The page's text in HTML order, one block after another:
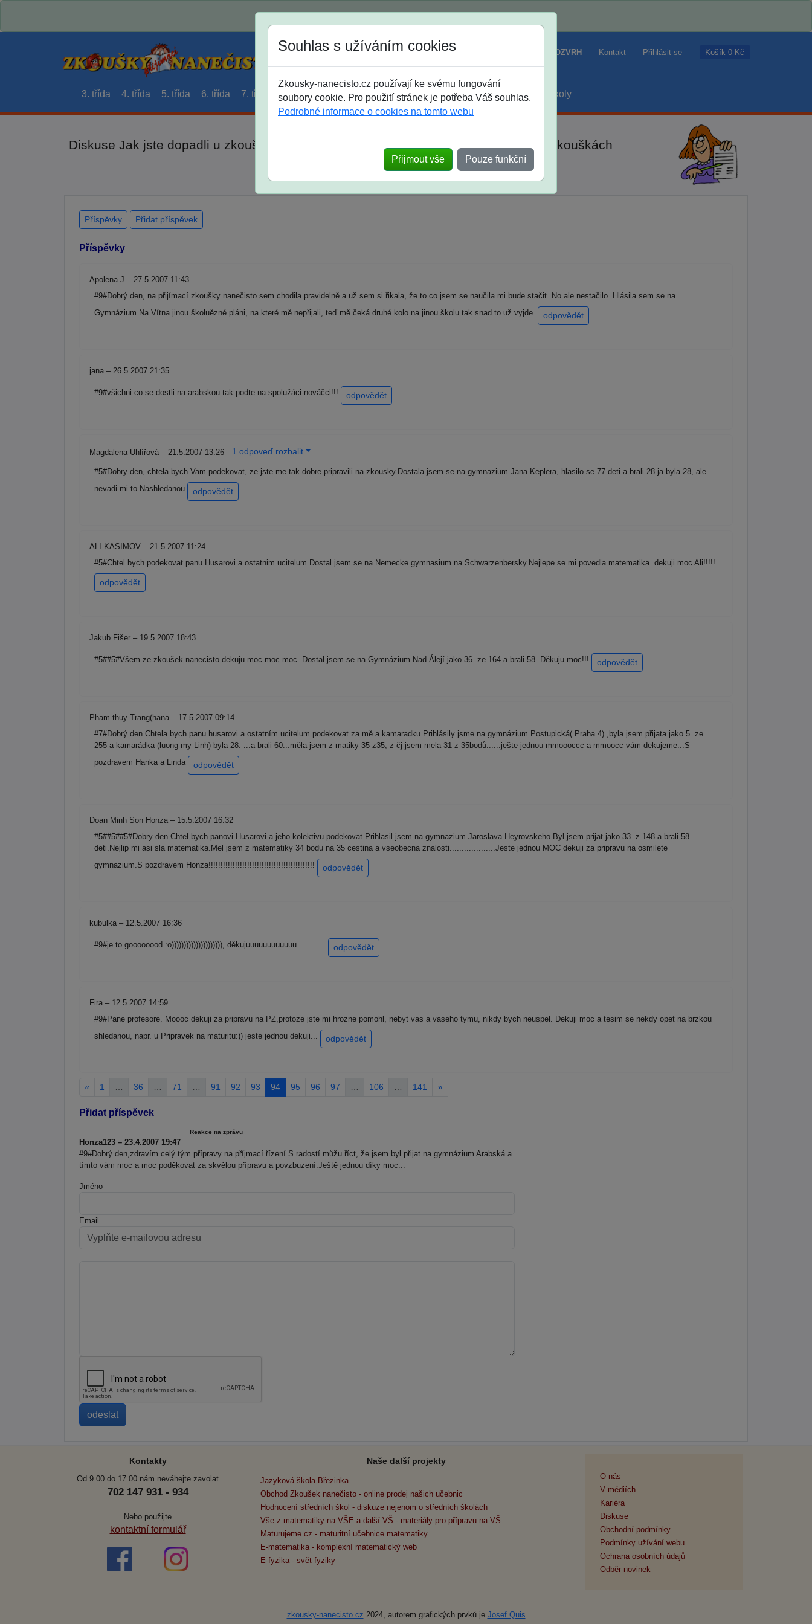
Jak si vybrat ROZVRH Kontakt Přihlásit se Košík 0 Kč
3. třída 4. třída 5. třída 6. třída 7. třída 8. třída 9. třída střední maturanti soutěže prázdniny školy
Diskuse Jak jste dopadli u zkoušek na SŠ? Vaše ohlasy po skutečných přijímacích zkouškách
Souhlas s užíváním cookies
Zkousky-nanecisto.cz používají ke svému fungování
soubory cookie. Pro použití stránek je potřeba Váš souhlas.
Podrobné informace o cookies na tomto webu
Přijmout vše Pouze funkční
Příspěvky Přidat příspěvek
Příspěvky
Apolena J – 27.5.2007 11:43
#9#Dobrý den, na přijímací zkoušky nanečisto sem chodila pravidelně a už sem si řikala, že to co jsem se naučila mi bude stačit. No ale nestačilo. Hlásila sem se na
Gymnázium Na Vítna jinou školuězné pláni, na které mě nepřijali, teď mě čeká druhé kolo na jinou školu tak snad to už vyjde.
odpovědět
jana – 26.5.2007 21:35
#9#všichni co se dostli na arabskou tak podte na spolužáci-nováčci!!! odpovědět
Magdalena Uhlířová – 21.5.2007 13:26 1 odpoveď rozbalit
#5#Dobry den, chtela bych Vam podekovat, ze jste me tak dobre pripravili na zkousky.Dostala jsem se na gymnazium Jana Keplera, hlasilo se 77 deti a brali 28 ja byla 28, ale
nevadi mi to.Nashledanou
odpovědět
ALI KASIMOV – 21.5.2007 11:24
#5#Chtel bych podekovat panu Husarovi a ostatnim ucitelum.Dostal jsem se na Nemecke gymnasium na Schwarzenbersky.Nejlepe se mi povedla matematika. dekuji moc Ali!!!!!
odpovědět
Jakub Fišer – 19.5.2007 18:43
#5##5#Všem ze zkoušek nanecisto dekuju moc moc moc. Dostal jsem se na Gymnázium Nad Álejí jako 36. ze 164 a brali 58. Děkuju moc!!! odpovědět
Pham thuy Trang(hana – 17.5.2007 09:14
#7#Dobrý den.Chtela bych panu husarovi a ostatním ucitelum podekovat za mě a kamaradku.Prihlásily jsme na gymnázium Postupická( Praha 4) ,byla jsem přijata jako 5. ze
255 a kamarádka (luong my Linh) byla 28. ...a brali 60...měla jsem z matiky 35 z35, z čj jsem mela 31 z 35bodů......ješte jednou mmoooccc a mmoocc vám dekujeme...S
pozdravem Hanka a Linda
odpovědět
Doan Minh Son Honza – 15.5.2007 16:32
#5##5##5#Dobry den.Chtel bych panovi Husarovi a jeho kolektivu podekovat.Prihlasil jsem na gymnazium Jaroslava Heyrovskeho.Byl jsem prijat jako 33. z 148 a brali 58
deti.Nejlip mi asi sla matematika.Mel jsem z matematiky 34 bodu na 35 cestina a vseobecna znalosti...................Jeste jednou MOC dekuji za pripravu na osmilete
gymnazium.S pozdravem Honza!!!!!!!!!!!!!!!!!!!!!!!!!!!!!!!!!!!!!!!!!!!!
odpovědět
kubulka – 12.5.2007 16:36
#9#je to goooooood :o))))))))))))))))))))), děkujuuuuuuuuuuuu............ odpovědět
Fira – 12.5.2007 14:59
#9#Pane profesore. Moooc dekuji za pripravu na PZ,protoze jste mi hrozne pomohl, nebyt vas a vaseho tymu, nikdy bych neuspel. Dekuji moc a tesim se nekdy opet na brzkou
shledanou, napr. u Pripravek na maturitu:)) jeste jednou dekuji...
odpovědět
« 1 36 71 91 92 93 94 95 96 97 106 141 »
Přidat příspěvek
Reakce na zprávu
Honza123 – 23.4.2007 19:47
#9#Dobrý den,zdravím celý tým přípravy na příjmací řízení.S radostí můžu říct, že jsem byl přijat na gymnázium Arabská a
tímto vám moc a moc poděkovat za skvělou přípravu a povzbuzení.Ještě jednou díky moc...
Jméno
Email
Kontakty
Od 9.00 do 17.00 nám neváhejte zavolat
702 147 931 - 934
Nebo použijte
kontaktní formulář
Naše další projekty
Jazyková škola Březinka
Obchod Zkoušek nanečisto - online prodej našich učebnic
Hodnocení středních škol - diskuze nejenom o středních školách
Vše z matematiky na VŠE a další VŠ - materiály pro přípravu na VŠ
Maturujeme.cz - maturitní učebnice matematiky
E-matematika - komplexní matematický web
E-fyzika - svět fyziky
O nás
V médiích
Kariéra
Diskuse
Obchodní podmínky
Podmínky užívání webu
Ochrana osobních údajů
Odběr novinek
zkousky-nanecisto.cz 2024, autorem grafických prvků je Josef Quis